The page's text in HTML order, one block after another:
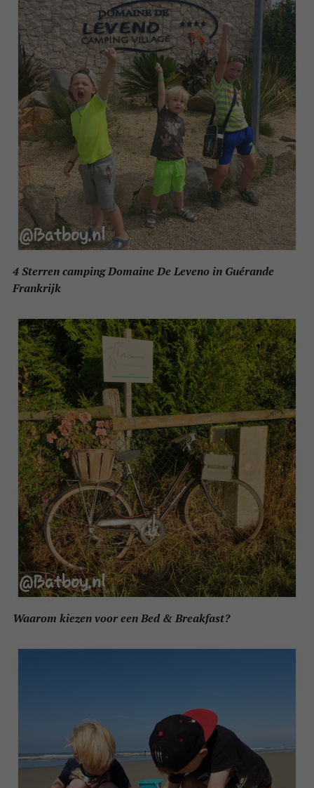
4 Sterren camping Domaine De Leveno in Guérande
Frankrijk
Waarom kiezen voor een Bed & Breakfast?